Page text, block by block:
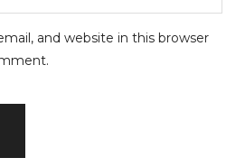
and website in this browser